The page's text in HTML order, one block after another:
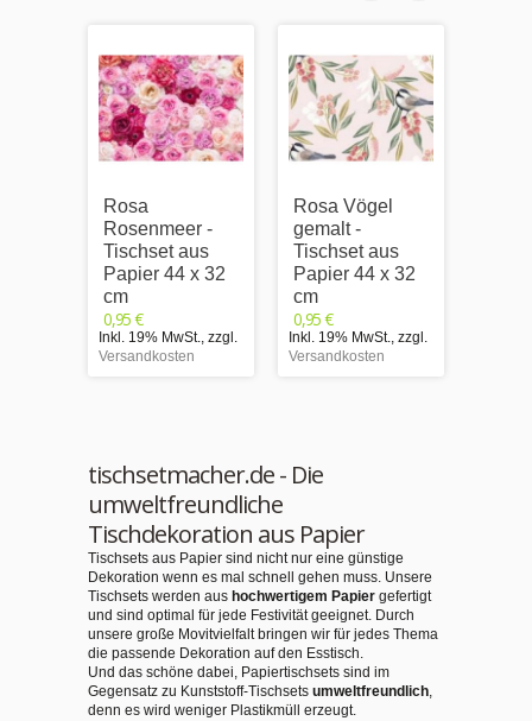
Rosa
Rosenmeer -
Tischset aus
Papier 44 x 32
cm
0,95 €
Inkl. 19% MwSt., zzgl.
Versandkosten
Rosa Vögel
gemalt -
Tischset aus
Papier 44 x 32
cm
0,95 €
Inkl. 19% MwSt., zzgl.
Versandkosten
tischsetmacher.de - Die
umweltfreundliche
Tischdekoration aus Papier
Tischsets aus Papier sind nicht nur eine günstige
Dekoration wenn es mal schnell gehen muss. Unsere
Tischsets werden aus hochwertigem Papier gefertigt
und sind optimal für jede Festivität geeignet. Durch
unsere große Movitvielfalt bringen wir für jedes Thema
die passende Dekoration auf den Esstisch.
Und das schöne dabei, Papiertischsets sind im
Gegensatz zu Kunststoff-Tischsets umweltfreundlich,
denn es wird weniger Plastikmüll erzeugt.